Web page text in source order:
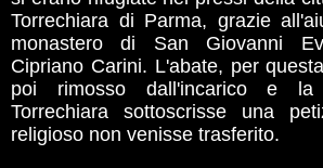
Torrechiara di Parma, grazie
monastero di San Giovanni
Cipriano Carini. L'abate, per
poi rimosso dall'incarico e la
Torrechiara sottoscrisse una
religioso non venisse trasferito.